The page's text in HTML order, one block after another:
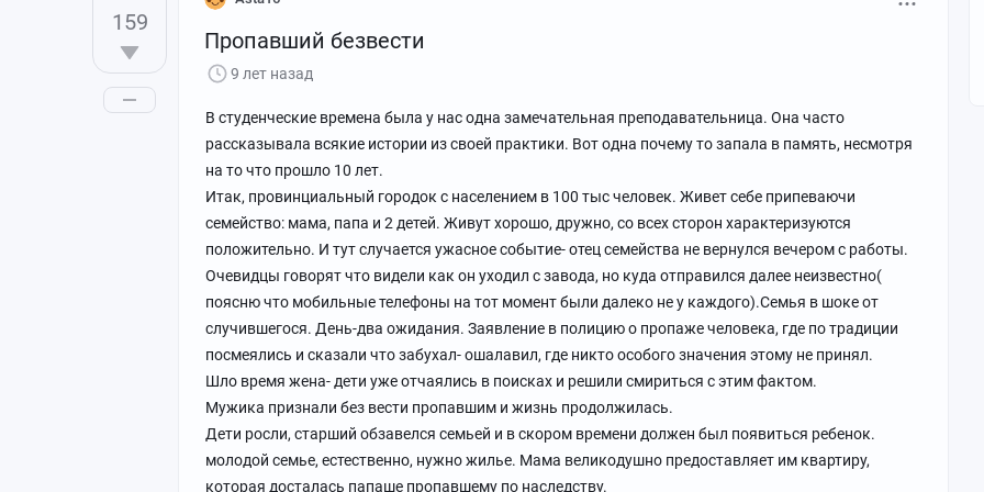
159
Пропавший безвести
9 лет назад
В студенческие времена была у нас одна замечательная преподавательница. Она часто
рассказывала всякие истории из своей практики. Вот одна почему то запала в память, несмотря
на то что прошло 10 лет.
Итак, провинциальный городок с населением в 100 тыс человек. Живет себе припеваючи
семейство: мама, папа и 2 детей. Живут хорошо, дружно, со всех сторон характеризуются
положительно. И тут случается ужасное событие- отец семейства не вернулся вечером с работы.
Очевидцы говорят что видели как он уходил с завода, но куда отправился далее неизвестно(
поясню что мобильные телефоны на тот момент были далеко не у каждого).Семья в шоке от
случившегося. День-два ожидания. Заявление в полицию о пропаже человека, где по традиции
посмеялись и сказали что забухал- ошалавил, где никто особого значения этому не принял.
Шло время жена- дети уже отчаялись в поисках и решили смириться с этим фактом.
Мужика признали без вести пропавшим и жизнь продолжилась.
Дети росли, старший обзавелся семьей и в скором времени должен был появиться ребенок.
молодой семье, естественно, нужно жилье. Мама великодушно предоставляет им квартиру,
которая досталась папаше пропавшему по наследству.